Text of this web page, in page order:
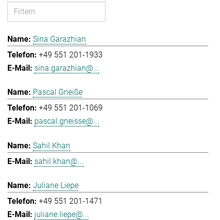
Sina Garazhian
+49 551 201-1933
sina.garazhian@...
Pascal Gneiße
+49 551 201-1069
pascal.gneisse@...
Sahil Khan
sahil.khan@...
Juliane Liepe
+49 551 201-1471
juliane.liepe@...